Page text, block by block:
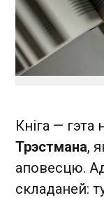
Кніга —
Трэстмана,
аповесцю.
складаней: